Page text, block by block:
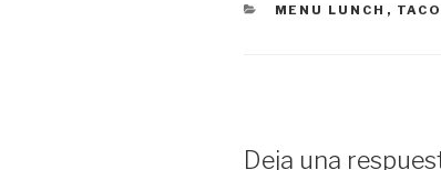
CATEGORÍAS
MENU LUNCH ,
Deja una